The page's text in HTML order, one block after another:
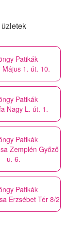
Patikák
Május 1. út. 10.
Patikák
Nagy L. út. 1.
Patikák
Zemplén Győző
u. 6.
Patikák
Erzsébet Tér 8/2